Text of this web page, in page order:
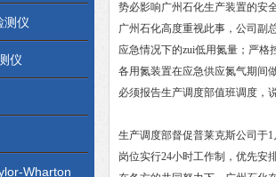
测仪
仪
Wharton
势必影响广州石化生产装置的安
广州石化高度重视此事，公司副
应急情况下的zui低用氮量；严
各用氮装置在应急供应氮气期间
必须报告生产调度部值班调度，
生产调度部督促普莱克斯公司于
岗位实行24小时工作制，优先安